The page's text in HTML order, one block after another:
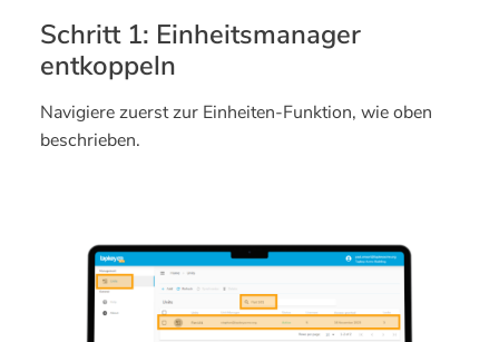
Schritt 1: Einheitsmanager
entkoppeln
Navigiere zuerst zur Einheiten-Funktion, wie oben
beschrieben.